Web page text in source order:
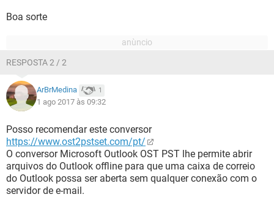
Boa sorte
RESPOSTA 2 / 2
ArBrMedina 1
1 ago 2017 às 09:32
Posso recomendar este conversor
https://www.ost2pstset.com/pt/
O conversor Microsoft Outlook OST PST lhe permite abrir
arquivos do Outlook offline para que uma caixa de correio
do Outlook possa ser aberta sem qualquer conexão com o
servidor de e-mail.